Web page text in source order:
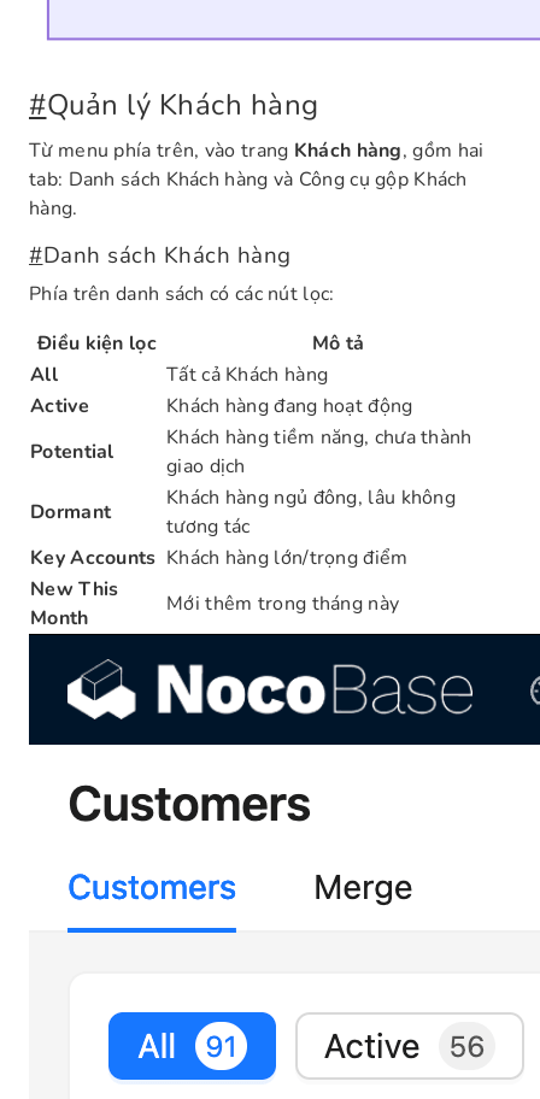
#Quản lý Khách hàng
Từ menu phía trên, vào trang Khách hàng, gồm hai
tab: Danh sách Khách hàng và Công cụ gộp Khách
hàng.
#Danh sách Khách hàng
Phía trên danh sách có các nút lọc:
Điều kiện lọc
Mô tả
All
Tất cả Khách hàng
Active
Khách hàng đang hoạt động
Potential
Khách hàng tiềm năng, chưa thành
giao dịch
Dormant
Khách hàng ngủ đông, lâu không
tương tác
Key Accounts Khách hàng lớn/trọng điểm
New This
Month
Mới thêm trong tháng này